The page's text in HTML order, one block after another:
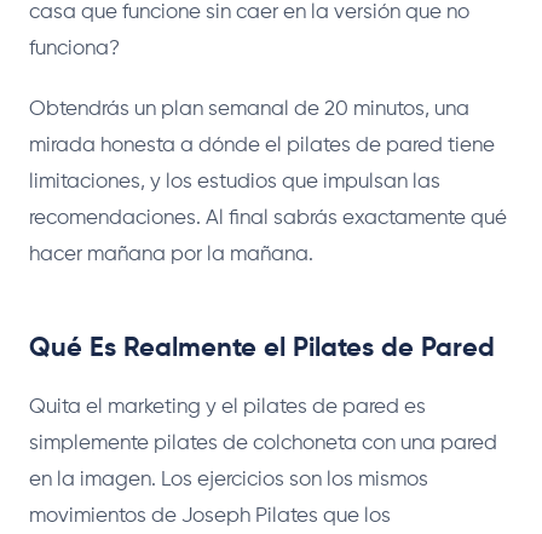
casa que funcione sin caer en la versión que no
funciona?
Obtendrás un plan semanal de 20 minutos, una
mirada honesta a dónde el pilates de pared tiene
limitaciones, y los estudios que impulsan las
recomendaciones. Al final sabrás exactamente qué
hacer mañana por la mañana.
Qué Es Realmente el Pilates de Pared
Quita el marketing y el pilates de pared es
simplemente pilates de colchoneta con una pared
en la imagen. Los ejercicios son los mismos
movimientos de Joseph Pilates que los